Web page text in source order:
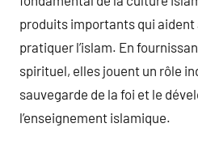
produits importants qui aident
pratiquer l’islam. En
spirituel, elles jouent un rôle
sauvegarde de la foi et le
l’enseignement islamique.